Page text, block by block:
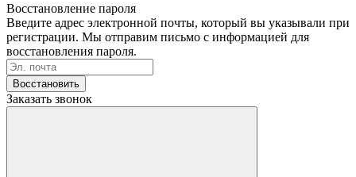
Восстановление пароля
Введите адрес электронной почты, который вы указывали при
регистрации. Мы отправим письмо с информацией для
восстановления пароля.
Восстановить
Заказать звонок